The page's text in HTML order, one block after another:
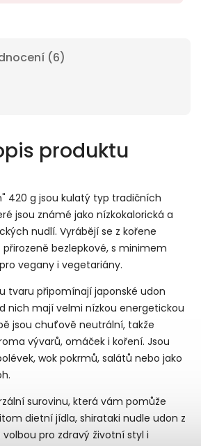
(6)
produktu
420 g jsou kulatý typ tradičních
jsou známé jako nízkokalorická a
nudlí. Vyrábějí se z kořene
bezlepkové, s minimem
vegany i vegetariány.
tvaru připomínají japonské udon
nich mají velmi nízkou energetickou
jsou chuťově neutrální, takže
vývarů, omáček i koření. Jsou
wok pokrmů, salátů nebo jako
surovinu, která vám pomůže
dietní jídla, shirataki nudle udon z
pro zdravý životní styl i